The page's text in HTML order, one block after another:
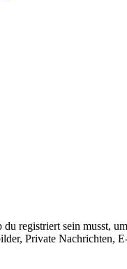
registriert sein musst,
Private Nachrichten,